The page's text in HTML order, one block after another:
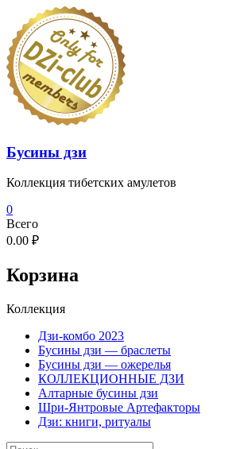
Перейти
содержимому
Бусины дзи
Коллекция тибетских амулетов
0
Всего
0.00 ₽
Корзина
Коллекция
Дзи-комбо 2023
Бусины дзи — браслеты
Бусины дзи — ожерелья
КОЛЛЕКЦИОННЫЕ ДЗИ
Алтарные бусины дзи
Шри-Янтровые Артефакторы
Дзи: книги, ритуалы